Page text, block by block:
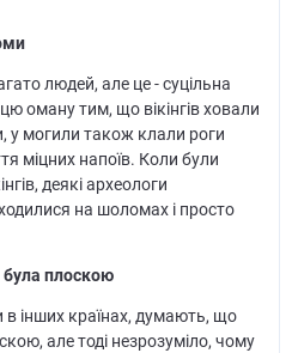
людей, але це - суцільна
оману тим, що вікінгів ховали
у могили також клали роги
міцних напоїв. Коли були
деякі археологи
на шоломах і просто
плоскою
в інших країнах, думають, що
але тоді незрозуміло, чому